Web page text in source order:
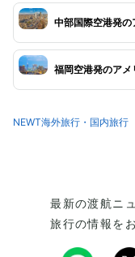
中部国際空港発の
福岡空港発のアメ
NEWT海外旅行・国内旅行
最新の渡航ニ
旅行の情報を